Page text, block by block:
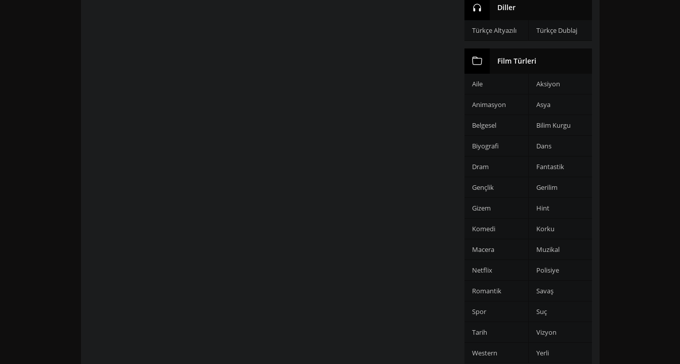
Diller
Türkçe Altyazılı Türkçe Dublaj
Film Türleri
Aile Aksiyon
Animasyon Asya
Belgesel Bilim Kurgu
Biyografi Dans
Dram Fantastik
Gençlik Gerilim
Gizem Hint
Komedi Korku
Macera Muzikal
Netflix Polisiye
Romantik Savaş
Spor Suç
Tarih Vizyon
Western Yerli